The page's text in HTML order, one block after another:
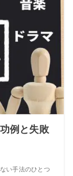
例と失敗
い手法のひとつ